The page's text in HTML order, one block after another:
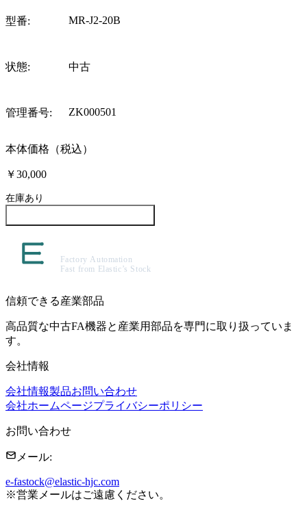
型番: MR-J2-20B
状態: 中古
管理番号: ZK000501
本体価格（税込）
￥30,000
在庫あり
信頼できる産業部品
高品質な中古FA機器と産業用部品を専門に取り扱っていま
す。
会社情報
会社情報製品お問い合わせ
会社ホームページプライバシーポリシー
お問い合わせ
メール:
e-fastock@elastic-hjc.com
※営業メールはご遠慮ください。